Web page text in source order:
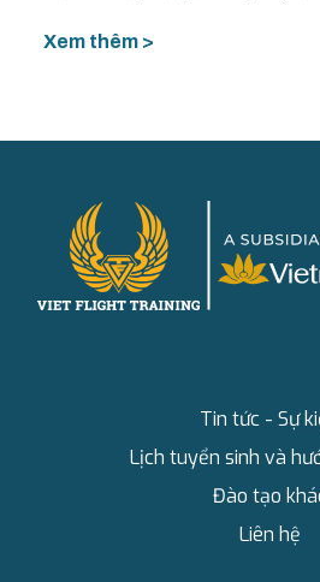
Xem thêm >
Tin tức - Sự
Lịch tuyển sinh và
Đào tạo
Liên hệ